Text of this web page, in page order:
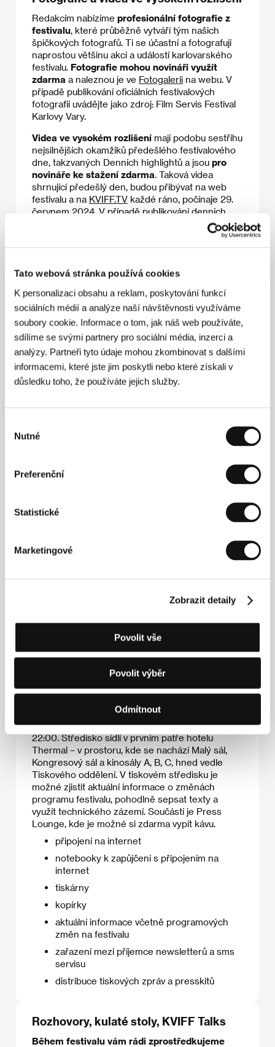
Tato webová stránka používá cookies
K personalizaci obsahu a reklam, poskytování funkcí
sociálních médií a analýze naší návštěvnosti využíváme
soubory cookie. Informace o tom, jak náš web používáte,
sdílíme se svými partnery pro sociální média, inzerci a
analýzy. Partneři tyto údaje mohou zkombinovat s dalšími
informacemi, které jste jim poskytli nebo které získali v
důsledku toho, že používáte jejich služby.
souhlasu
Nutné
Preferenční
Statistické
Marketingové
Zobrazit detaily
Povolit vše
Povolit výběr
Odmítnout
Redakcím nabízíme profesionální fotografie z
festivalu, které průběžně vytváří tým našich
špičkových fotografů. Ti se účastní a fotografují
naprostou většinu akcí a událostí karlovarského
festivalu. Fotografie mohou novináři využít
zdarma a naleznou je ve Fotogalerii na webu. V
případě publikování oficiálních festivalových
fotografií uvádějte jako zdroj: Film Servis Festival
Karlovy Vary.
Videa ve vysokém rozlišenímají podobu sestřihu
nejsilnějších okamžiků předešlého festivalového
dne, takzvaných Denních highlightů a jsou pro
novináře ke stažení zdarma. Taková videa
shrnující předešlý den, budou přibývat na web
festivalu a na KVIFF.TV každé ráno, počínaje 29.
červnem 2024. V případě publikování denních
KVIFF.TV – pomocí tlačítka „Sdílet“ je jednoduše
vložíte na vaši webovou stránku. Videa z minulých
ročníků festivalu naleznete ve Videogalerii.
Online videotéka
Kromě veřejných a Press & Industry projekcí
můžete vidět vybrané filmy i ve videotéce.
Letošním ročníkem stěhujeme dříve fyzickou
festivalovou videotéku na online platformu
festivalu účastní osobně. Aktivační email obdržíte
na svou emailovou adresu pár dní před zahájením
festivalu. Na platformě již tradičně naleznete filmy
uvádíme v premiéře, budou zhlédnutelné až po
Tiskové středisko
Otevřeno je každý festivalový den od 8:00 do
22:00. Středisko sídlí v prvním patře hotelu
Thermal – v prostoru, kde se nachází Malý sál,
Kongresový sál a kinosály A, B, C, hned vedle
Tiskového oddělení. V tiskovém středisku je
možné zjistit aktuální informace o změnách
programu festivalu, pohodlně sepsat texty a
využít technického zázemí. Součástí je Press
Lounge, kde je možné si zdarma vypít kávu.
připojení na internet
notebooky k zapůjčení s připojením na
internet
tiskárny
kopírky
aktuální informace včetně programových
změn na festivalu
zařazení mezi příjemce newsletterů a sms
servisu
distribuce tiskových zpráv a presskitů
Rozhovory, kulaté stoly, KVIFF Talks
Během festivalu vám rádi zprostředkujeme